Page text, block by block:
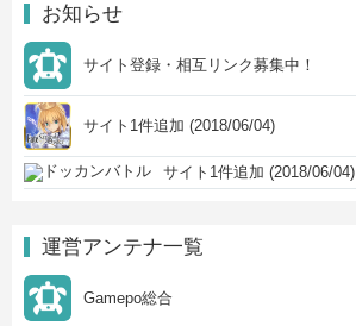
お知らせ
サイト登録・相互リンク募集中！
サイト1件追加 (2018/06/04)
サイト1件追加 (2018/06/04)
運営アンテナ一覧
Gamepo総合